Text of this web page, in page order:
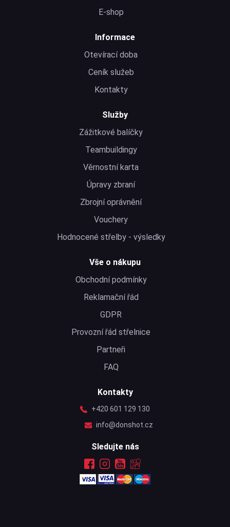
E-shop
Informace
Otevírací doba
Ceník služeb
Kontakty
Služby
Zážitkové balíčky
Teambuildingy
Věrnostní karta
Úpravy zbraní
Zbrojní oprávnění
Vouchery
Hodnocené střelby - výsledky
Vše o nákupu
Obchodní podmínky
Reklamační řád
GDPR
Provozní řád střelnice
Partneři
FAQ
Kontakty
+420 601 129 130
info@donshot.cz
Sledujte nás